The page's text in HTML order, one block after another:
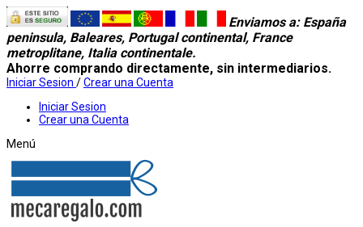
Enviamos a: España
peninsula, Baleares, Portugal continental, France
metroplitane, Italia continentale.
Ahorre comprando directamente, sin intermediarios.
Iniciar Sesion /Crear una Cuenta
Iniciar Sesion
Crear una Cuenta
Menú